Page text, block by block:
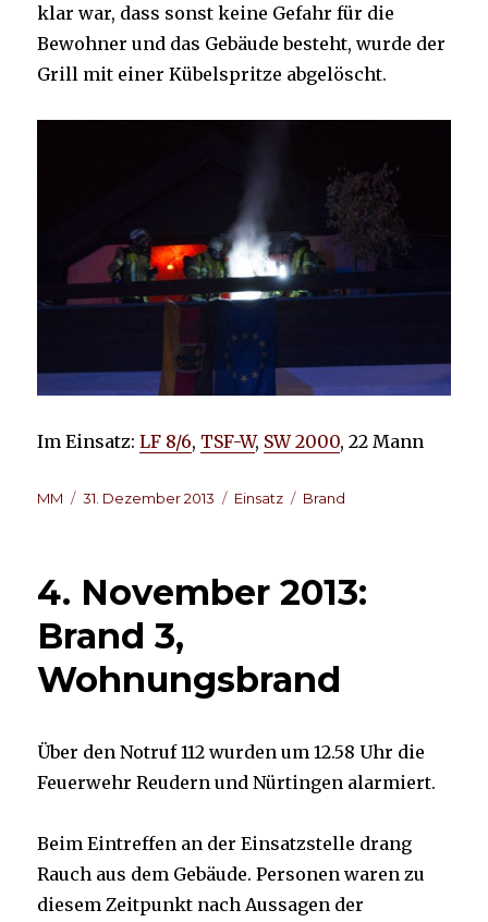
klar war, dass sonst keine Gefahr für die
Bewohner und das Gebäude besteht, wurde der
Grill mit einer Kübelspritze abgelöscht.
Im Einsatz:LF 8/6, TSF-W, SW 2000, 22 Mann
Autor
MM
Veröffentlicht
31. Dezember 2013 Kategorien
Einsatz Schlagwörter
Brand
4. November 2013:
Brand 3,
Wohnungsbrand
Über den Notruf 112 wurden um 12.58 Uhr die
Feuerwehr Reudern und Nürtingen alarmiert.
Beim Eintreffen an der Einsatzstelle drang
Rauch aus dem Gebäude. Personen waren zu
diesem Zeitpunkt nach Aussagen der